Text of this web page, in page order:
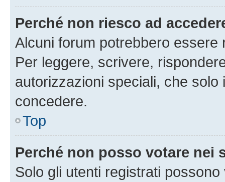
Perché non riesco ad
Alcuni forum potrebbero
Per leggere, scrivere,
autorizzazioni speciali, che solo
concedere.
Top
Perché non posso votare nei
Solo gli utenti registrati